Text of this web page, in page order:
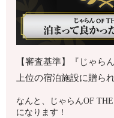
【審査基準】『じゃら
上位の宿泊施設に贈られ
なんと、じゃらんOF
になります！